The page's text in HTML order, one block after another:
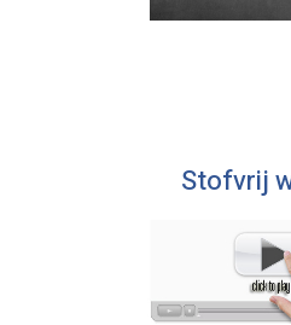
Stofvrij